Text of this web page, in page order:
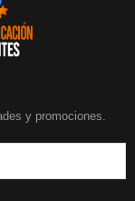
y promociones.